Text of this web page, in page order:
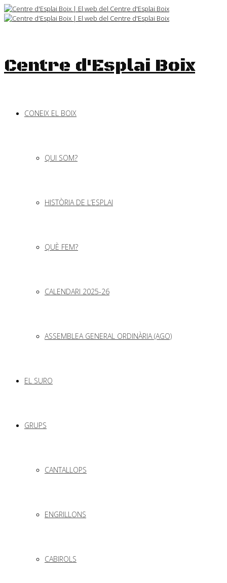
Skip
to
Centre d'Esplai Boix
CONEIX EL BOIX
QUI SOM?
HISTÒRIA DE L’ESPLAI
QUÈ FEM?
CALENDARI 2025-26
ASSEMBLEA GENERAL ORDINÀRIA (AGO)
EL SURO
GRUPS
CANTALLOPS
ENGRILLONS
CABIROLS